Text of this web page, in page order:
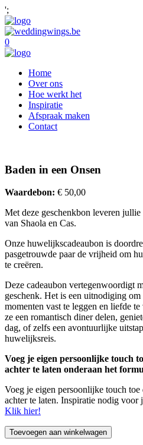
';
0
Home
Over ons
Hoe werkt het
Inspiratie
Afspraak maken
Contact
Baden in een Onsen
Waardebon: € 50,00
Met deze geschenkbon leveren
van Shaola en Cas.
Onze huwelijkscadeaubon is
pasgetrouwde paar de vrijheid om
te creëren.
Deze cadeaubon vertegenwoordigt
geschenk. Het is een uitnodiging
momenten vast te leggen en liefde
ze een romantisch diner delen,
dag, of zelfs een avontuurlijke
huwelijksreis.
Voeg je eigen persoonlijke touch
achter te laten onderaan het
Voeg je eigen persoonlijke touch
achter te laten. Inspiratie nodig voor
Klik hier!
Toevoegen aan winkelwagen